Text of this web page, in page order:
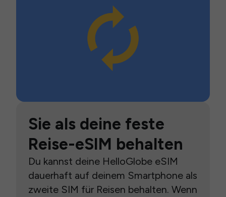
Sie als deine feste
Reise-eSIM behalten
Du kannst deine HelloGlobe eSIM
dauerhaft auf deinem Smartphone als
zweite SIM für Reisen behalten. Wenn